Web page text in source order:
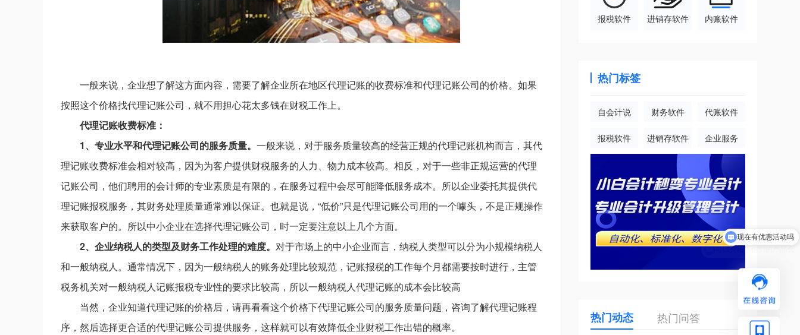
一般来说，企业想了解这方面内容，需要了解企业所在地区代理记账的收费标准和代理记账公司的价格。如果
按照这个价格找代理记账公司，就不用担心花太多钱在财税工作上。
代理记账收费标准 ：
1、专业水平和代理记账公司的服务质量。 一般来说，对于服务质量较高的经营正规的代理记账机构而言，其代
理记账收费标准会相对较高，因为为客户提供财税服务的人力、物力成本较高。相反，对于一些非正规运营的代理
记账公司，他们聘用的会计师的专业素质是有限的，在服务过程中会尽可能降低服务成本。所以企业委托其提供代
理记账报税服务，其财务处理质量通常难以保证。也就是说，“低价”只是代理记账公司用的一个噱头，不是正规操作
来获取客户的。所以中小企业在选择代理记账公司，时一定要注意以上几个方面。
2、企业纳税人的类型及财务工作处理的难度。 对于市场上的中小企业而言，纳税人类型可以分为小规模纳税人
和一般纳税人。通常情况下，因为一般纳税人的账务处理比较规范，记账报税的工作每个月都需要按时进行，主管
税务机关对一般纳税人记账报税专业性的要求比较高，所以一般纳税人代理记账的成本会比较高
当然，企业知道代理记账的价格后，请再看看这个价格下代理记账公司的服务质量问题，咨询了解代理记账程
序，然后选择更合适的代理记账公司提供服务，这样就可以有效降低企业财税工作出错的概率。
报税软件 进销存软件 内账软件
热门标签
自会计说 财务软件 代账软件
报税软件 进销存软件 企业服务
热门动态 热门问答
可以介绍下你们的产品么